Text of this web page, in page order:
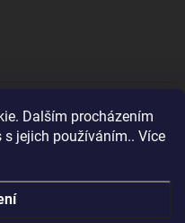
Dalším procházením
jejich používáním.. Více
Švýcarska se prosím
METODY